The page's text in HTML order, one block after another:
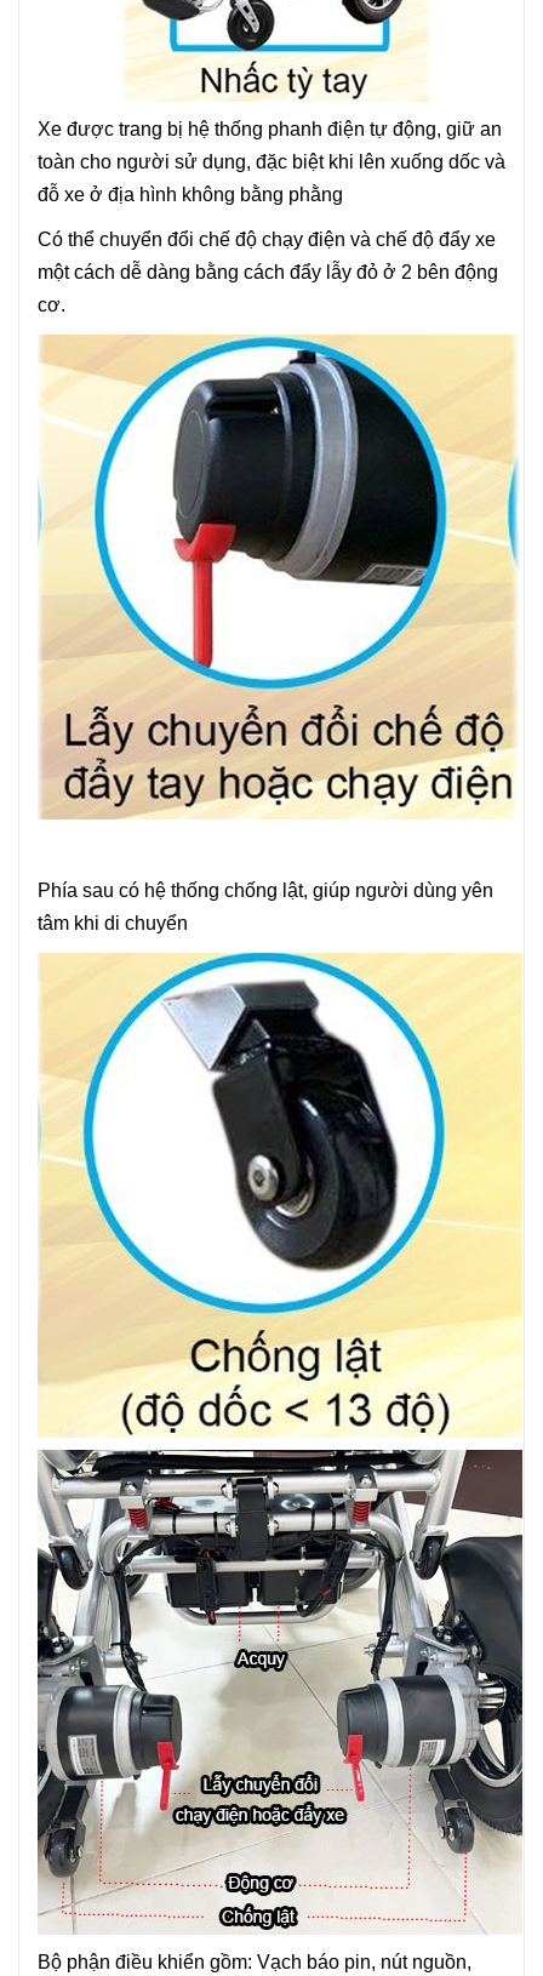
Xe được trang bị hệ thống phanh điện tự động, giữ an
toàn cho người sử dụng, đặc biệt khi lên xuống dốc và
đỗ xe ở địa hình không bằng phằng
Có thể chuyển đổi chế độ chạy điện và chế độ đẩy xe
một cách dễ dàng bằng cách đẩy lẫy đỏ ở 2 bên động
cơ.
Phía sau có hệ thống chống lật, giúp người dùng yên
tâm khi di chuyển
Bộ phận điều khiển gồm: Vạch báo pin, nút nguồn,